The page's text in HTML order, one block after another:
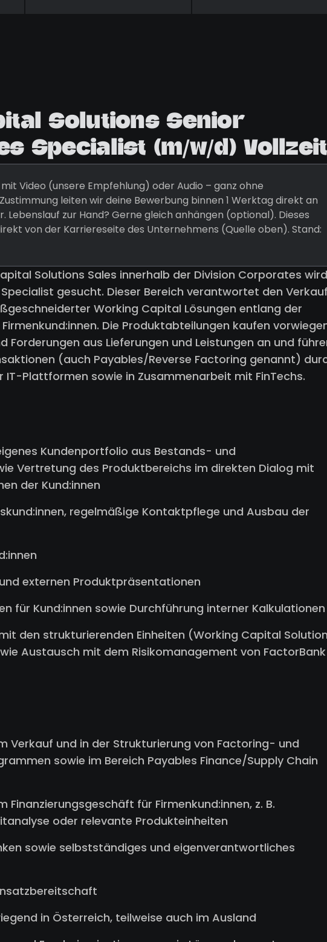
Solutions Senior
Specialist (m/w/d) Vollzeit
Video (unsere Empfehlung) oder Audio – ganz ohne
leiten wir deine Bewerbung binnen 1 Werktag direkt an
Lebenslauf zur Hand? Gerne gleich anhängen (optional). Dieses
von der Karriereseite des Unternehmens (Quelle oben). Stand:
Solutions Sales innerhalb der Division Corporates wird
gesucht. Dieser Bereich verantwortet den Verkauf
Working Capital Lösungen entlang der
Die Produktabteilungen kaufen
Forderungen aus Lieferungen und Leistungen an und
(auch Payables/Reverse Factoring genannt)
IT-Plattformen sowie in Zusammenarbeit mit FinTechs.
Kundenportfolio aus Bestands- und
Vertretung des Produktbereichs im direkten Dialog mit
der Kund:innen
regelmäßige Kontaktpflege und Ausbau der
externen Produktpräsentationen
für Kund:innen sowie Durchführung interner Kalkulationen
den strukturierenden Einheiten (Working Capital
Austausch mit dem Risikomanagement von
Verkauf und in der Strukturierung von Factoring- und
sowie im Bereich Payables Finance/Supply Chain
Finanzierungsgeschäft für Firmenkund:innen, z. B.
oder relevante Produkteinheiten
sowie selbstständiges und eigenverantwortliches
in Österreich, teilweise auch im Ausland